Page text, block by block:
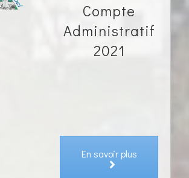
Compte
Administratif
2021
En savoir plus